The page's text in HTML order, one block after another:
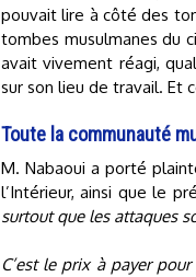
pouvait lire à côté des
tombes musulmanes du
avait vivement réagi,
sur son lieu de travail. Et
Toute la communauté
M. Nabaoui a porté
l’Intérieur, ainsi que le
surtout que les attaques
C’est le prix à payer